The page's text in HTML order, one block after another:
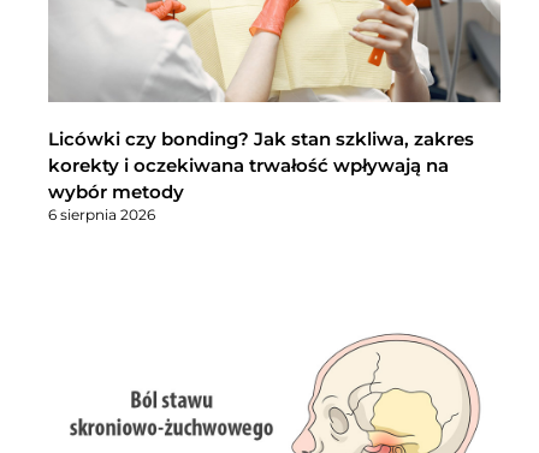
Licówki czy bonding? Jak stan szkliwa, zakres
korekty i oczekiwana trwałość wpływają na
wybór metody
6 sierpnia 2026